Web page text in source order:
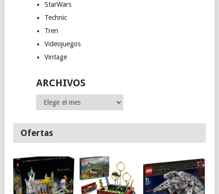
StarWars
Technic
Tren
Videojuegos
Vintage
ARCHIVOS
Archivos
Ofertas